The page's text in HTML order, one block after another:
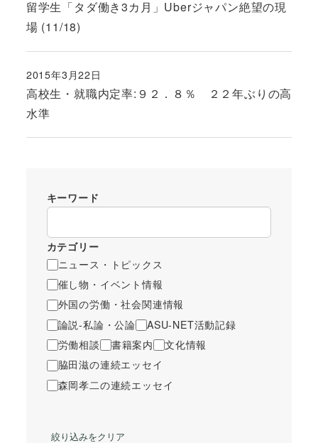
留学生「タダ働き3カ月」Uberジャパン絶望の現
場 (11/18)
高校生・就職内定率:９２．８％ ２２年ぶりの高
水準
投稿日
2015年3月22日
キーワード
カテゴリー
ニュース・トピックス
催し物・イベント情報
外国の労働・社会関連情報
論説-私論・公論
ASU-NET活動記録
労働相談
書籍案内
文化情報
脇田滋の連続エッセイ
森岡孝二の連続エッセイ
絞り込みをクリア